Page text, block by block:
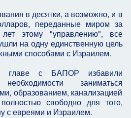
в десятки, а возможно, и в
переданные миром за
лет этому "управлению", все
на одну единственную цель
способами с Израилем.
главе с БАПОР избавили
заниматься
образованием, канализацией
свободно для того,
с евреями и Израилем.